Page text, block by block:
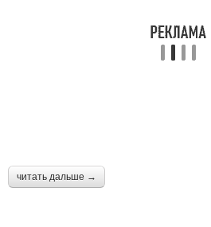
читать дальше →